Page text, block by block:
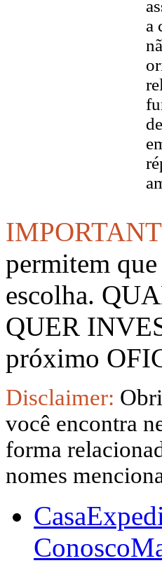
a
permitem
escolha.
QUER
próximo
Disclaimer:
você encontra
forma
nomes
Casa
Conosco